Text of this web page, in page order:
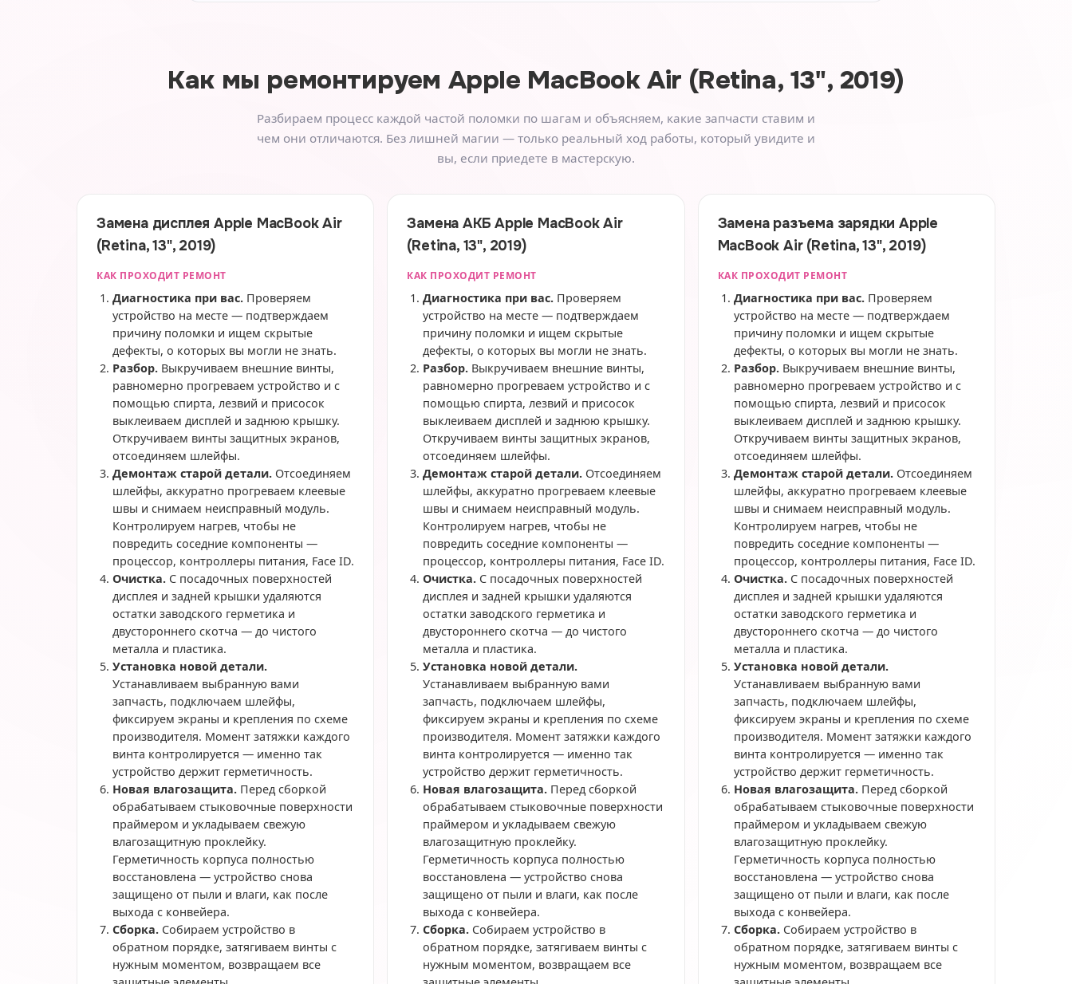
Как мы ремонтируем Apple MacBook Air (Retina, 13", 2019)
Разбираем процесс каждой частой поломки по шагам и объясняем, какие запчасти ставим и
чем они отличаются. Без лишней магии — только реальный ход работы, который увидите и
вы, если приедете в мастерскую.
Замена дисплея Apple MacBook Air
(Retina, 13", 2019)
КАК ПРОХОДИТ РЕМОНТ
Диагностика при вас. Проверяем
устройство на месте — подтверждаем
причину поломки и ищем скрытые
дефекты, о которых вы могли не знать.
Разбор. Выкручиваем внешние винты,
равномерно прогреваем устройство и с
помощью спирта, лезвий и присосок
выклеиваем дисплей и заднюю крышку.
Откручиваем винты защитных экранов,
отсоединяем шлейфы.
Демонтаж старой детали. Отсоединяем
шлейфы, аккуратно прогреваем клеевые
швы и снимаем неисправный модуль.
Контролируем нагрев, чтобы не
повредить соседние компоненты —
процессор, контроллеры питания, Face ID.
Очистка. С посадочных поверхностей
дисплея и задней крышки удаляются
остатки заводского герметика и
двустороннего скотча — до чистого
металла и пластика.
Установка новой детали.
Устанавливаем выбранную вами
запчасть, подключаем шлейфы,
фиксируем экраны и крепления по схеме
производителя. Момент затяжки каждого
винта контролируется — именно так
устройство держит герметичность.
Новая влагозащита. Перед сборкой
обрабатываем стыковочные поверхности
праймером и укладываем свежую
влагозащитную проклейку.
Герметичность корпуса полностью
восстановлена — устройство снова
защищено от пыли и влаги, как после
выхода с конвейера.
Сборка. Собираем устройство в
обратном порядке, затягиваем винты с
нужным моментом, возвращаем все
Замена АКБ Apple MacBook Air
(Retina, 13", 2019)
КАК ПРОХОДИТ РЕМОНТ
Диагностика при вас. Проверяем
устройство на месте — подтверждаем
причину поломки и ищем скрытые
дефекты, о которых вы могли не знать.
Разбор. Выкручиваем внешние винты,
равномерно прогреваем устройство и с
помощью спирта, лезвий и присосок
выклеиваем дисплей и заднюю крышку.
Откручиваем винты защитных экранов,
отсоединяем шлейфы.
Демонтаж старой детали. Отсоединяем
шлейфы, аккуратно прогреваем клеевые
швы и снимаем неисправный модуль.
Контролируем нагрев, чтобы не
повредить соседние компоненты —
процессор, контроллеры питания, Face ID.
Очистка. С посадочных поверхностей
дисплея и задней крышки удаляются
остатки заводского герметика и
двустороннего скотча — до чистого
металла и пластика.
Установка новой детали.
Устанавливаем выбранную вами
запчасть, подключаем шлейфы,
фиксируем экраны и крепления по схеме
производителя. Момент затяжки каждого
винта контролируется — именно так
устройство держит герметичность.
Новая влагозащита. Перед сборкой
обрабатываем стыковочные поверхности
праймером и укладываем свежую
влагозащитную проклейку.
Герметичность корпуса полностью
восстановлена — устройство снова
защищено от пыли и влаги, как после
выхода с конвейера.
Сборка. Собираем устройство в
обратном порядке, затягиваем винты с
нужным моментом, возвращаем все
Замена разъема зарядки Apple
MacBook Air (Retina, 13", 2019)
КАК ПРОХОДИТ РЕМОНТ
Диагностика при вас.Проверяем
устройство на месте — подтверждаем
причину поломки и ищем скрытые
дефекты, о которых вы могли не знать.
Разбор.Выкручиваем внешние винты,
равномерно прогреваем устройство и с
помощью спирта, лезвий и присосок
выклеиваем дисплей и заднюю крышку.
Откручиваем винты защитных экранов,
отсоединяем шлейфы.
Демонтаж старой детали.Отсоединяем
шлейфы, аккуратно прогреваем клеевые
швы и снимаем неисправный модуль.
Контролируем нагрев, чтобы не
повредить соседние компоненты —
процессор, контроллеры питания, Face ID.
Очистка.С посадочных поверхностей
дисплея и задней крышки удаляются
остатки заводского герметика и
двустороннего скотча — до чистого
металла и пластика.
Установка новой детали.
Устанавливаем выбранную вами
запчасть, подключаем шлейфы,
фиксируем экраны и крепления по схеме
производителя. Момент затяжки каждого
винта контролируется — именно так
устройство держит герметичность.
Новая влагозащита.Перед сборкой
обрабатываем стыковочные поверхности
праймером и укладываем свежую
влагозащитную проклейку.
Герметичность корпуса полностью
восстановлена — устройство снова
защищено от пыли и влаги, как после
выхода с конвейера.
Сборка.Собираем устройство в
обратном порядке, затягиваем винты с
нужным моментом, возвращаем все